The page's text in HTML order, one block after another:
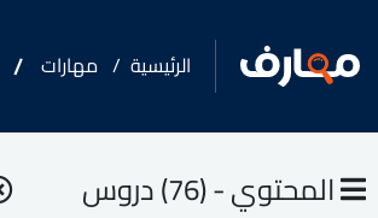
الرئيسية مهارات
المحتوي - (76) دروس